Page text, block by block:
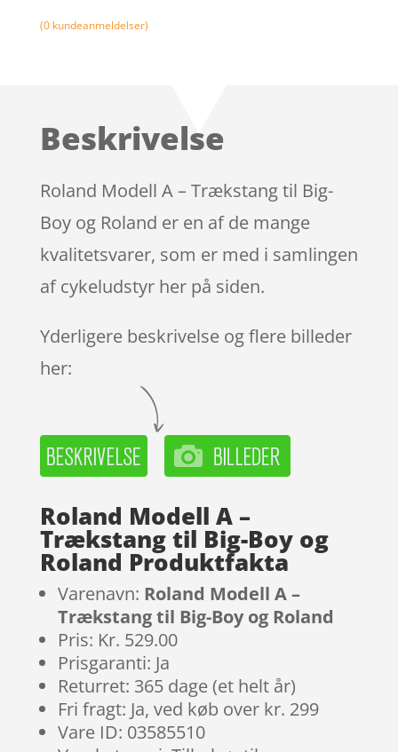
(0kundeanmeldelser)
Beskrivelse
Roland Modell A – Trækstang til Big-
Boy og Roland er en af de mange
kvalitetsvarer, som er med i samlingen
af cykeludstyr her på siden.
Yderligere beskrivelse og flere billeder
her:
Roland Modell A –
Trækstang til Big-Boy og
Roland Produktfakta
Varenavn: Roland Modell A –
Trækstang til Big-Boy og Roland
Pris: Kr. 529.00
Prisgaranti: Ja
Returret: 365 dage (et helt år)
Fri fragt: Ja, ved køb over kr. 299
Vare ID: 03585510